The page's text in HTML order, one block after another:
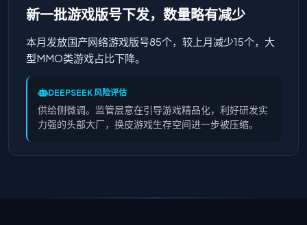
新一批游戏版号下发，数量略有减少
本月发放国产网络游戏版号85个，较上月减少15个，大
型MMO类游戏占比下降。
DEEPSEEK 风险评估
供给侧微调。监管层意在引导游戏精品化，利好研发实
力强的头部大厂，换皮游戏生存空间进一步被压缩。